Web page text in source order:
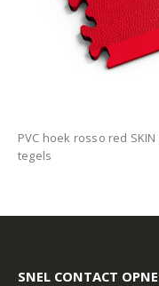
PVC hoek rosso red
tegels
SNEL CONTACT